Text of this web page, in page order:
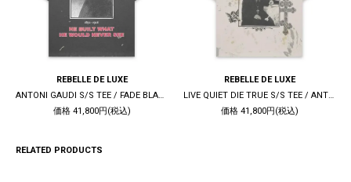
REBELLE DE LUXE
ANTONI GAUDI S/S TEE / FADE BLACK
価格 41,800円(税込)
REBELLE DE LUXE
LIVE QUIET DIE TRUE S/S TEE / ANTIQUE WHITE
価格 41,800円(税込)
RELATED PRODUCTS